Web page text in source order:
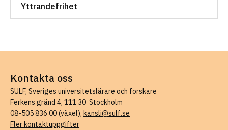
Yttrandefrihet
Kontakta oss
SULF, Sveriges universitetslärare och forskare
Ferkens gränd 4, 111 30 Stockholm
08-505 836 00 (växel), kansli@sulf.se
Fler kontaktuppgifter